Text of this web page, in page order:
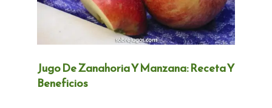
Jugo De Zanahoria Y Manzana: Receta Y
Beneficios